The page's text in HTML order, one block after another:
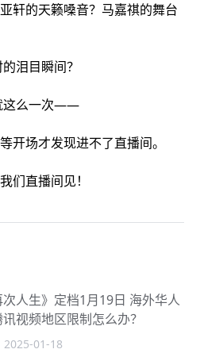
轩的天籁嗓音？马嘉祺的舞台
泪目瞬间？
这么一次——
开场才发现进不了直播间。
们直播间见！
人生》定档1月19日 海外华人
视频地区限制怎么办？
2025-01-18